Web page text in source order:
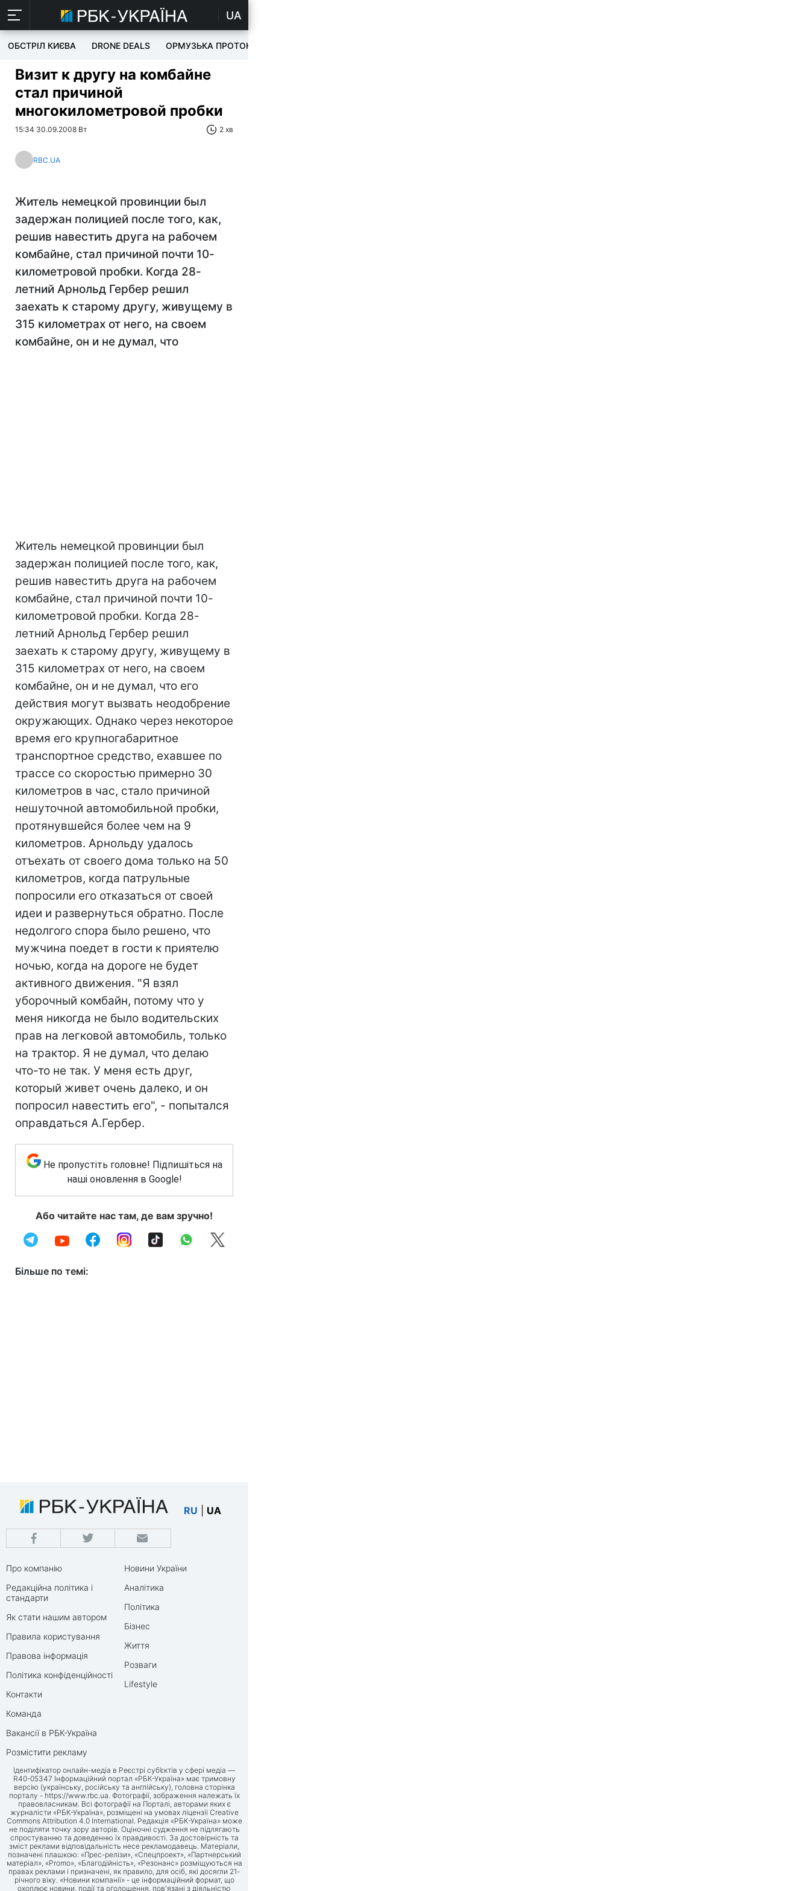
UA
ОБСТРІЛ КИЄВА DRONE DEALS ОРМУЗЬКА ПРОТОКА
Визит к другу на комбайне
стал причиной
многокилометровой пробки
15:34 30.09.2008 Вт 2 хв
RBC.UA
Житель немецкой провинции был
задержан полицией после того, как,
решив навестить друга на рабочем
комбайне, стал причиной почти 10-
километровой пробки. Когда 28-
летний Арнольд Гербер решил
заехать к старому другу, живущему в
315 километрах от него, на своем
комбайне, он и не думал, что
Житель немецкой провинции был
задержан полицией после того, как,
решив навестить друга на рабочем
комбайне, стал причиной почти 10-
километровой пробки. Когда 28-
летний Арнольд Гербер решил
заехать к старому другу, живущему в
315 километрах от него, на своем
комбайне, он и не думал, что его
действия могут вызвать неодобрение
окружающих. Однако через некоторое
время его крупногабаритное
транспортное средство, ехавшее по
трассе со скоростью примерно 30
километров в час, стало причиной
нешуточной автомобильной пробки,
протянувшейся более чем на 9
километров. Арнольду удалось
отъехать от своего дома только на 50
километров, когда патрульные
попросили его отказаться от своей
идеи и развернуться обратно. После
недолгого спора было решено, что
мужчина поедет в гости к приятелю
ночью, когда на дороге не будет
активного движения. "Я взял
уборочный комбайн, потому что у
меня никогда не было водительских
прав на легковой автомобиль, только
на трактор. Я не думал, что делаю
что-то не так. У меня есть друг,
который живет очень далеко, и он
попросил навестить его", - попытался
оправдаться А.Гербер.
Не пропустіть головне! Підпишіться на
наші оновлення в Google!
Або читайте нас там, де вам зручно!
Більше по темі:
RU UA
Про компанію
Редакційна політика і
стандарти
Як стати нашим автором
Правила користування
Правова інформація
Політика конфіденційності
Контакти
Команда
Вакансії в РБК-Україна
Розмістити рекламу
Новини України
Аналітика
Політика
Бізнес
Життя
Розваги
Lifestyle
Ідентифікатор онлайн-медіа в Реєстрі суб’єктів у сфері медіа —
R40-05347 Інформаційний портал «РБК-Україна» має тримовну
версію (українську, російську та англійську), головна сторінка
порталу - https://www.rbc.ua. Фотографії, зображення належать їх
правовласникам. Всі фотографії на Порталі, авторами яких є
журналісти «РБК-Україна», розміщені на умовах ліцензії Creative
Commons Attribution 4.0 International. Редакція «РБК-Україна» може
не поділяти точку зору авторів. Оціночні судження не підлягають
спростуванню та доведенню їх правдивості. За достовірність та
зміст реклами відповідальність несе рекламодавець. Матеріали,
позначені плашкою: «Прес-релізи», «Спецпроект», «Партнерський
матеріал», «Promo», «Благодійність», «Резонанс» розміщуються на
правах реклами і призначені, як правило, для осіб, які досягли 21-
річного віку. «Новини компанії» - це інформаційний формат, що
охоплює новини, події та оголошення, пов'язані з діяльністю